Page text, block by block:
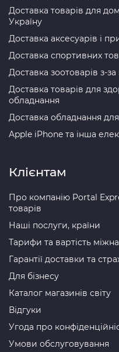
Доставка товарів для
Україну
Доставка аксесуарів і
Доставка спортивних
Доставка зоотоварів з-
Доставка товарів для
обладнання
Доставка обладнання
Apple iPhone та інша
Клієнтам
Про компанію Portal
товарів
Наші послуги, країни
Тарифи та вартість
Гарантії доставки та
Для бізнесу
Каталог магазинів світу
Відгуки
Угода про
Умови обслуговування